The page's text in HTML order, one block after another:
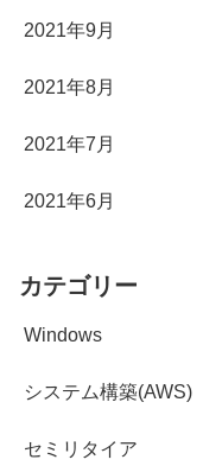
2021年9月
2021年8月
2021年7月
2021年6月
カテゴリー
Windows
システム構築(AWS)
セミリタイア